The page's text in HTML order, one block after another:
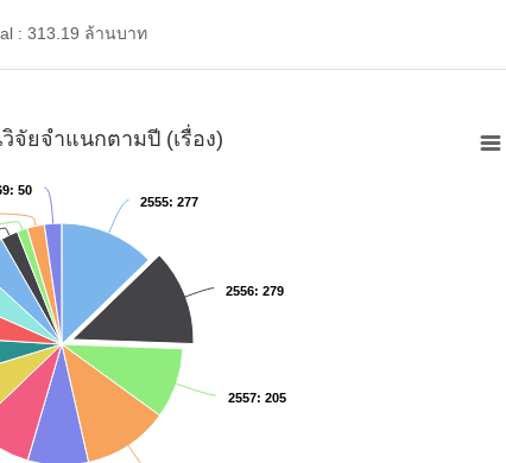
: 313.19 ล้านบาท
จัยจำแนกตามปี (เรื่อง)
2555: 277
2555: 277
2556: 279
2556: 279
2557: 205
2557: 205
: 50
: 50